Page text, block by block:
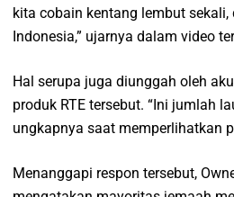
kita cobain kentang lembut
Indonesia,” ujarnya dalam video
Hal serupa juga diunggah oleh
produk RTE tersebut. “Ini jumlah
ungkapnya saat memperlihatkan
Menanggapi respon tersebut,